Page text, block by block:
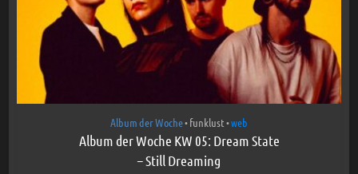
Album der Woche•funklust•web
Album der Woche KW 05: Dream State
– Still Dreaming